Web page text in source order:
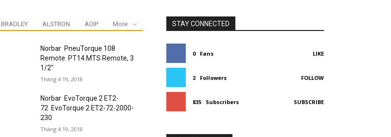
ALSTRON AOIP More
Norbar PneuTorque 108
Remote PT14.MTS Remote, 3
1/2″
Tháng 4 19, 2018
Norbar EvoTorque 2 ET2-
72 EvoTorque 2 ET2-72-2000-
230
Tháng 4 19, 2018
STAY CONNECTED
0 Fans LIKE
2 Followers FOLLOW
835 Subscribers SUBSCRIBE